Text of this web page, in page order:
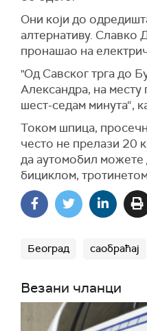
Они који до
алтернативу. Славко
пронашао на
"Од Савског трга до
Александра, на месту
шест-седам минута“,
Током шпица,
често не прелази 20
да аутомобил можете
бициклом,
Београд саобраћај
Везани чланци